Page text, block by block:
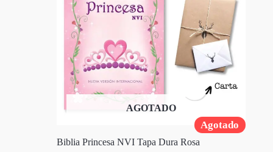
Agotado
AGOTADO
Biblia Princesa NVI Tapa Dura Rosa